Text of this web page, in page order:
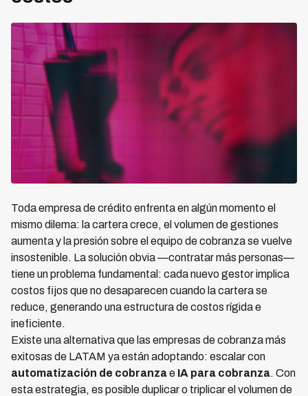
Toda empresa de crédito enfrenta en algún momento el
mismo dilema: la cartera crece, el volumen de gestiones
aumenta y la presión sobre el equipo de cobranza se vuelve
insostenible. La solución obvia —contratar más personas—
tiene un problema fundamental: cada nuevo gestor implica
costos fijos que no desaparecen cuando la cartera se
reduce, generando una estructura de costos rígida e
ineficiente.
Existe una alternativa que las empresas de cobranza más
exitosas de LATAM ya están adoptando: escalar con
automatización de cobranzae IA para cobranza. Con
esta estrategia, es posible duplicar o triplicar el volumen de